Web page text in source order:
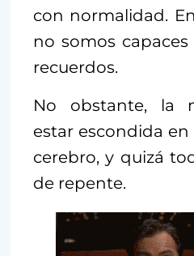
con normalidad.
no somos
recuerdos.
No obstante, la
estar escondida
cerebro, y quizá
de repente.